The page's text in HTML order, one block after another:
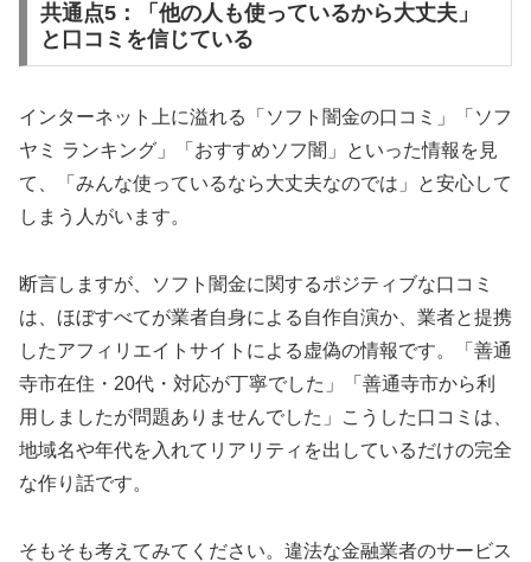
共通点5：「他の人も使っているから大丈夫」
と口コミを信じている
インターネット上に溢れる「ソフト闇金の口コミ」「ソフ
ヤミ ランキング」「おすすめソフ闇」といった情報を見
て、「みんな使っているなら大丈夫なのでは」と安心して
しまう人がいます。
断言しますが、ソフト闇金に関するポジティブな口コミ
は、ほぼすべてが業者自身による自作自演か、業者と提携
したアフィリエイトサイトによる虚偽の情報です。「善通
寺市在住・20代・対応が丁寧でした」「善通寺市から利
用しましたが問題ありませんでした」こうした口コミは、
地域名や年代を入れてリアリティを出しているだけの完全
な作り話です。
そもそも考えてみてください。違法な金融業者のサービス